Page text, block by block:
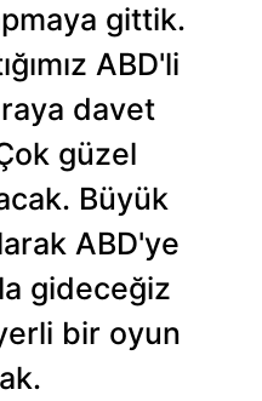
gittik.
ABD'li
davet
güzel
Büyük
ABD'ye
gideceğiz
bir oyun